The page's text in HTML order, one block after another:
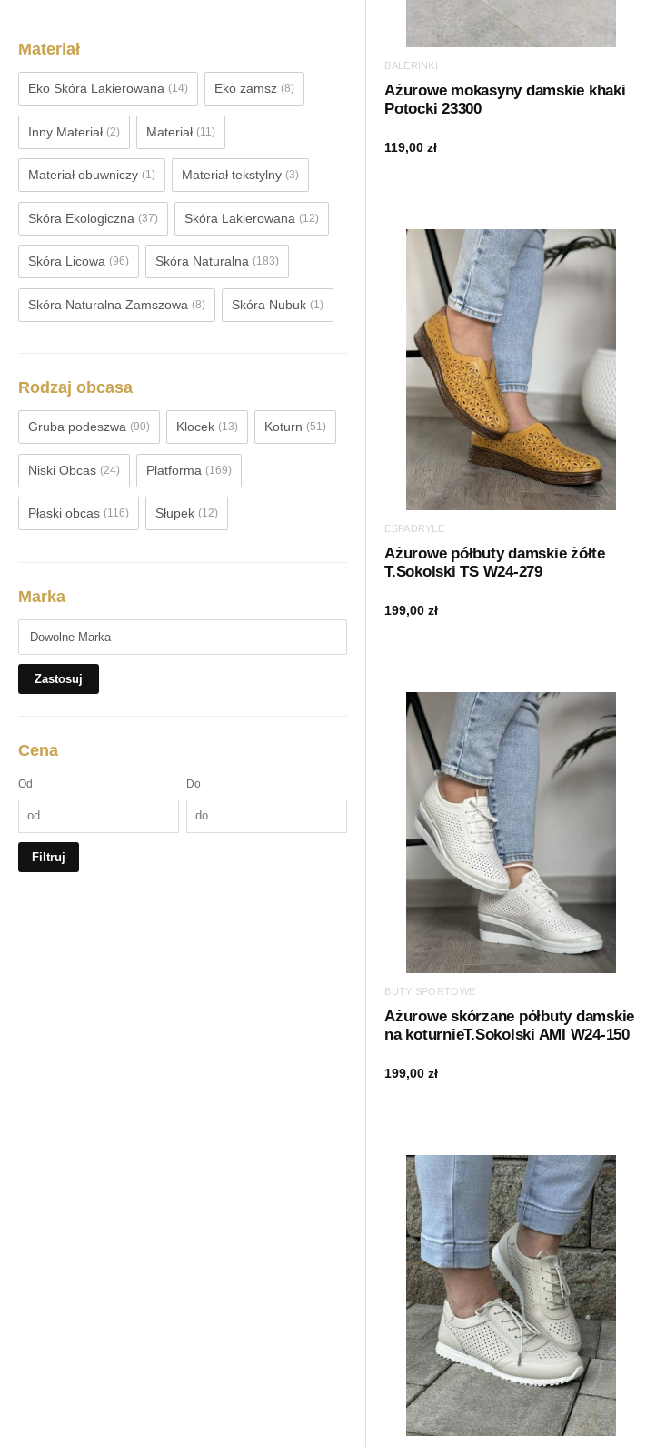
Materiał
Eko Skóra Lakierowana (14) Eko zamsz (8)
Inny Materiał (2) Materiał (11)
Materiał obuwniczy (1) Materiał tekstylny (3)
Skóra Ekologiczna (37) Skóra Lakierowana (12)
Skóra Licowa (96) Skóra Naturalna (183)
Skóra Naturalna Zamszowa (8) Skóra Nubuk (1)
Rodzaj obcasa
Gruba podeszwa (90) Klocek (13) Koturn (51)
Niski Obcas (24) Platforma (169)
Płaski obcas (116) Słupek (12)
Marka
Zastosuj
Cena
Od Do
Filtruj
BALERINKI
Ażurowe mokasyny damskie khaki
Potocki 23300
119,00zł
ESPADRYLE
Ażurowe półbuty damskie żółte
T.Sokolski TS W24-279
199,00zł
BUTY SPORTOWE
Ażurowe skórzane półbuty damskie
na koturnieT.Sokolski AMI W24-150
199,00zł